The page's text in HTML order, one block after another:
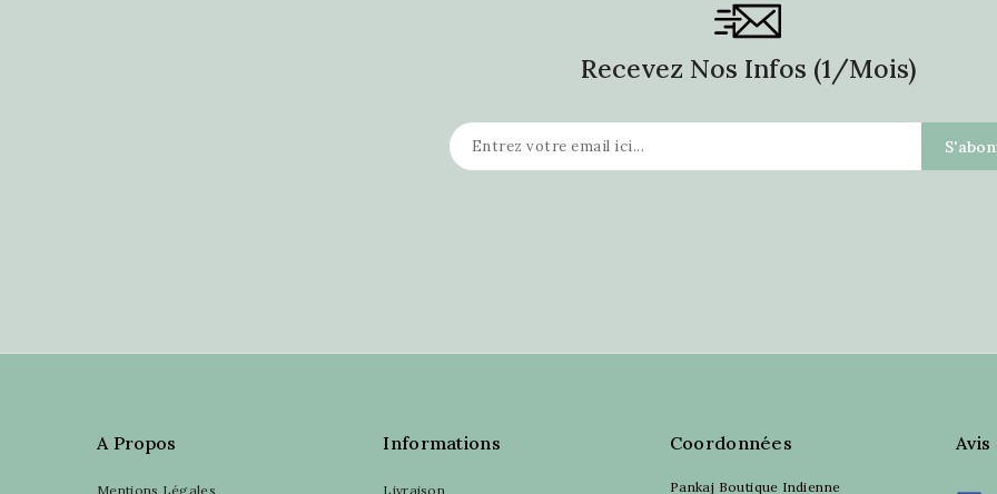
Recevez Nos Infos (1/mois)
A Propos
Mentions Légales
Informations
Livraison
Coordonnées
Pankaj Boutique Indienne
Avis